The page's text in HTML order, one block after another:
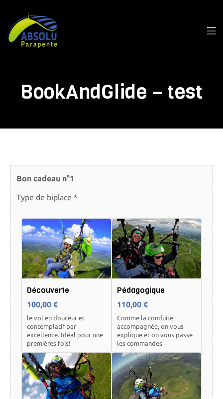
BookAndGlide – test
Bon cadeau n°1
Type de biplace
Découverte
100,00 €
le vol en douceur et
contemplatif par
excellence. Idéal pour une
premières fois!
Pédagogique
110,00 €
Comme la conduite
accompagnée, on vous
explique et on vous passe
les commandes